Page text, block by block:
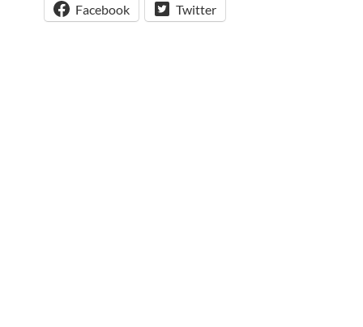
Facebook Twitter